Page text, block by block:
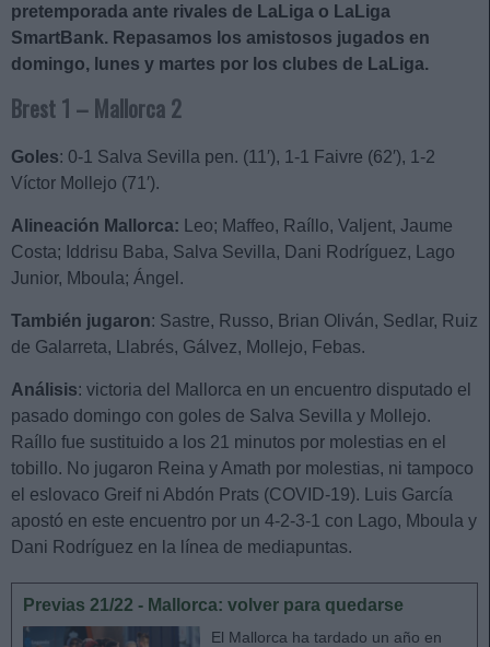
pretemporada ante rivales de LaLiga o LaLiga
SmartBank. Repasamos los amistosos jugados en
domingo, lunes y martes por los clubes de LaLiga.
Brest 1 – Mallorca 2
Goles: 0-1 Salva Sevilla pen. (11′), 1-1 Faivre (62′), 1-2
Víctor Mollejo (71′).
Alineación Mallorca: Leo; Maffeo, Raíllo, Valjent, Jaume
Costa; Iddrisu Baba, Salva Sevilla, Dani Rodríguez, Lago
Junior, Mboula; Ángel.
También jugaron: Sastre, Russo, Brian Oliván, Sedlar, Ruiz
de Galarreta, Llabrés, Gálvez, Mollejo, Febas.
Análisis: victoria del Mallorca en un encuentro disputado el
pasado domingo con goles de Salva Sevilla y Mollejo.
Raíllo fue sustituido a los 21 minutos por molestias en el
tobillo. No jugaron Reina y Amath por molestias, ni tampoco
el eslovaco Greif ni Abdón Prats (COVID-19). Luis García
apostó en este encuentro por un 4-2-3-1 con Lago, Mboula y
Dani Rodríguez en la línea de mediapuntas.
Previas 21/22 - Mallorca: volver para quedarse
El Mallorca ha tardado un año en